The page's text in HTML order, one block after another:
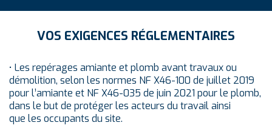
VOS EXIGENCES RÉGLEMENTAIRES
• Les repérages amiante et plomb avant travaux ou
démolition, selon les normes NF X46-100 de juillet 2019
pour l’amiante et NF X46-035 de juin 2021 pour le plomb,
dans le but de protéger les acteurs du travail ainsi
que les occupants du site.